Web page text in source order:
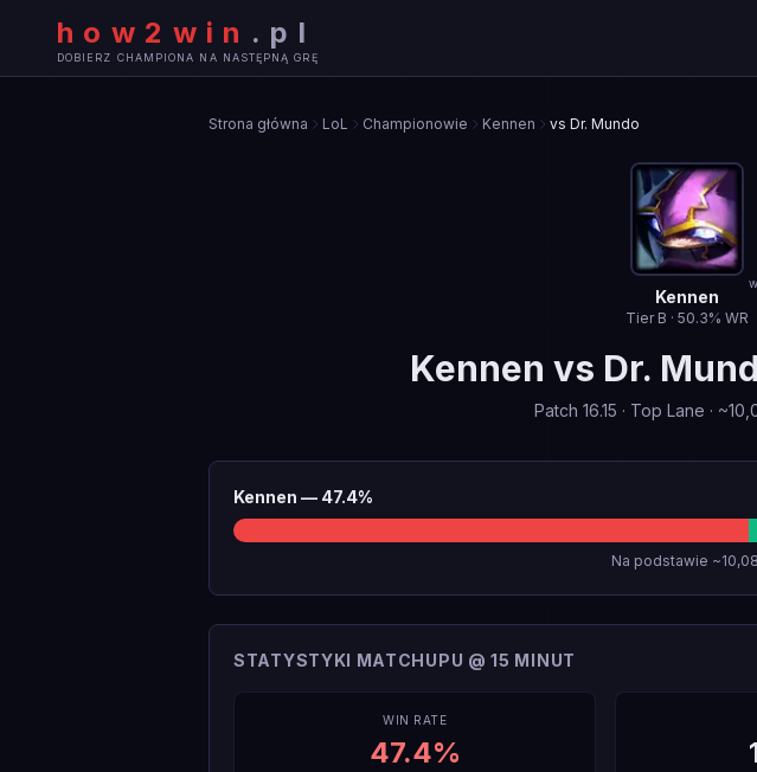
how2win . pl
DOBIERZ CHAMPIONA NA NASTĘPNĄ GRĘ
Strona główna LoL Championowie Kennen vs Dr. Mundo
Kennen
Tier B · 50.3% WR
Kennen vs Dr.
Patch 16.15 · Top Lane · ~
Kennen — 47.4%
Na podstawie
STATYSTYKI MATCHUPU @ 15 MINUT
WIN RATE
47.4%